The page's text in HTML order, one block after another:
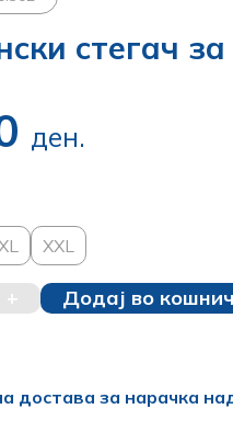
стегач
ден.
XXL
+ Додај во
достава за нарачка